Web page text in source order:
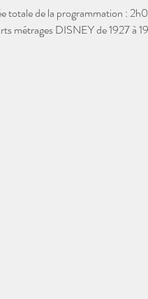
totale de la programmation :
métrages DISNEY de 1927 à